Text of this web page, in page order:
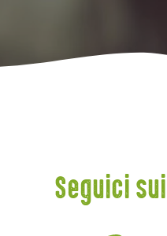
Seguici